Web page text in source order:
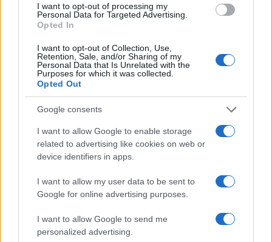
I want to opt-out of processing my
Personal Data for Targeted Advertising.
Opted In
I want to opt-out of Collection, Use,
Retention, Sale, and/or Sharing of my
Personal Data that Is Unrelated with the
Purposes for which it was collected.
Opted Out
Google consents
I want to allow Google to enable storage
related to advertising like cookies on web or
device identifiers in apps.
I want to allow my user data to be sent to
Google for online advertising purposes.
I want to allow Google to send me
personalized advertising.
30/06/2017 - 14:47
Βάσεις 2017: Οι πρώτες
εκτιμήσεις μετά την ανακοίνωση
30/06/2017 - 12:54
Πανελλήνιες 2017: Υπολογίστε τα
μόριά σας στο
30/06/2017 - 12:23
Πανελλήνιες 2017: Δείτε πώς